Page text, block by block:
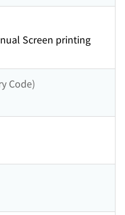
Screen printing
Code)